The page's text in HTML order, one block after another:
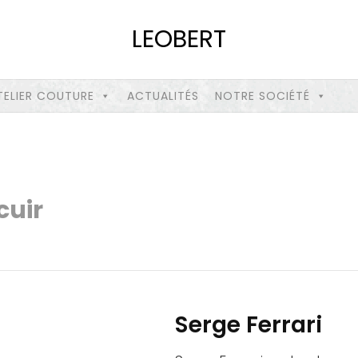
LEOBERT
COUTURE ACTUALITÉS NOTRE SOCIÉTÉ
Serge Ferrari